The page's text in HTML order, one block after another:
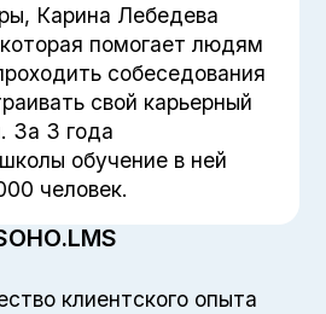
Карина Лебедева
помогает людям
собеседования
свой карьерный
За 3 года
обучение в ней
человек.
клиентского опыта